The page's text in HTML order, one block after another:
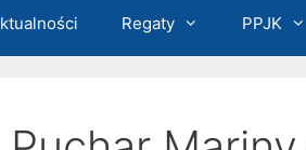
Regaty PPJK